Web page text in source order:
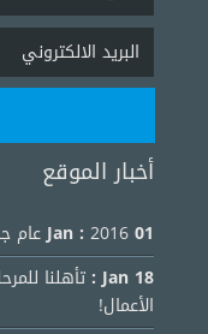
أخبار الموقع
01 Jan :2016 عام جديد وبداية جديدة
18 Jan :
تأهلنا
الأعمال!